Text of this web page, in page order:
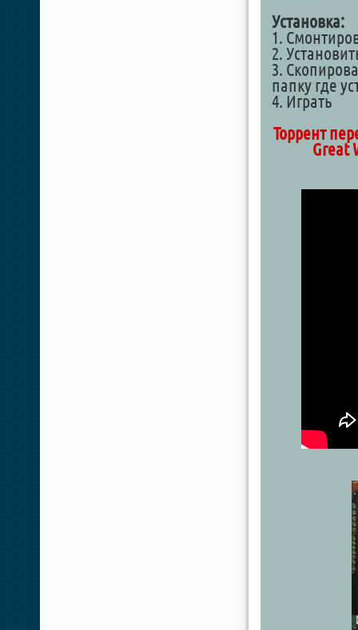
Установка:
1.
2.
3.
папку где
4. Играть
Торрент
Great